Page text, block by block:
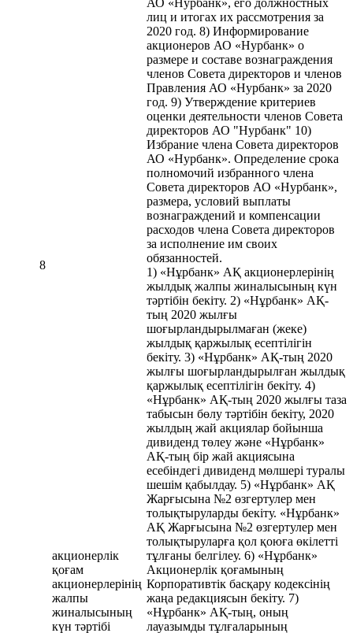
8
лиц и итогах их рассмотрения за
2020 год. 8) Информирование
акционеров АО «Нурбанк» о
размере и составе вознаграждения
членов Совета директоров и членов
Правления АО «Нурбанк» за 2020
год. 9) Утверждение критериев
оценки деятельности членов Совета
директоров АО "Нурбанк" 10)
Избрание члена Совета директоров
АО «Нурбанк». Определение срока
полномочий избранного члена
Совета директоров АО «Нурбанк»,
размера, условий выплаты
вознаграждений и компенсации
расходов члена Совета директоров
за исполнение им своих
обязанностей.
акционерлік
қоғам
акционерлерінің
жалпы
жиналысының
күн тәртібі
1) «Нұрбанк» АҚ акционерлерінің
жылдық жалпы жиналысының күн
тәртібін бекіту. 2) «Нұрбанк» АҚ-
тың 2020 жылғы
шоғырландырылмаған (жеке)
жылдық қаржылық есептілігін
бекіту. 3) «Нұрбанк» АҚ-тың 2020
жылғы шоғырландырылған жылдық
қаржылық есептілігін бекіту. 4)
«Нұрбанк» АҚ-тың 2020 жылғы таза
табысын бөлу тәртібін бекіту, 2020
жылдың жай акциялар бойынша
дивиденд төлеу және «Нұрбанк»
АҚ-тың бір жай акциясына
есебіндегі дивиденд мөлшері туралы
шешім қабылдау. 5) «Нұрбанк» АҚ
Жарғысына №2 өзгертулер мен
толықтыруларды бекіту. «Нұрбанк»
АҚ Жарғысына №2 өзгертулер мен
толықтыруларға қол қоюға өкілетті
тұлғаны белгілеу. 6) «Нұрбанк»
Акционерлік қоғамының
Корпоративтік басқару кодексінің
жаңа редакциясын бекіту. 7)
«Нұрбанк» АҚ-тың, оның
лауазымды тұлғаларының